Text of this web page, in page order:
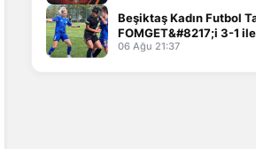
Beşiktaş Kadın Futbol
FOMGET&#8217;i 3-1
06 Ağu 21:37